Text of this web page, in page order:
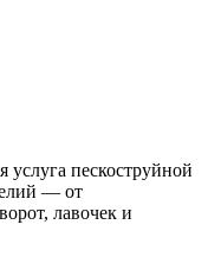
пескоструйной
— от
лавочек и